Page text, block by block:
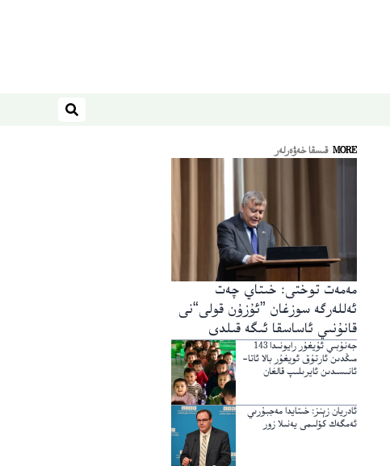
ئىزدەش
MORE قىسقا خەۋەرلەر
مەمەت توختى: خىتاي چەت
ئەللەرگە سوزغان ”ئۇزۇن قولى“نى
قانۇنىي ئاساسقا ئىگە قىلدى
جەنۇبىي ئۇيغۇر رايونىدا 143
مىڭدىن ئارتۇق ئويغۇر بالا ئاتا-
ئانىسىدىن ئايرىلىپ قالغان
ئادريان زېنز: خىتايدا مەجبۇرىي
ئەمگەك كۆلىمى يەنىلا زور